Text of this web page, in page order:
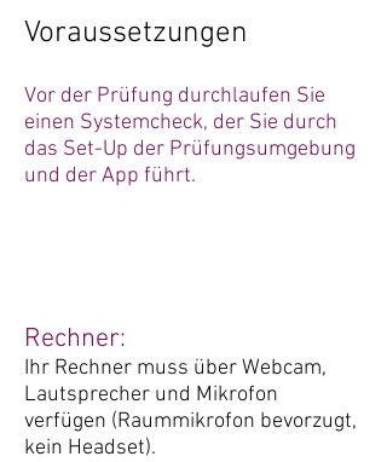
Voraussetzungen
Vor der Prüfung durchlaufen Sie
einen Systemcheck, der Sie durch
das Set-Up der Prüfungsumgebung
und der App führt.
Rechner:
Ihr Rechner muss über Webcam,
Lautsprecher und Mikrofon
verfügen (Raummikrofon bevorzugt,
kein Headset).